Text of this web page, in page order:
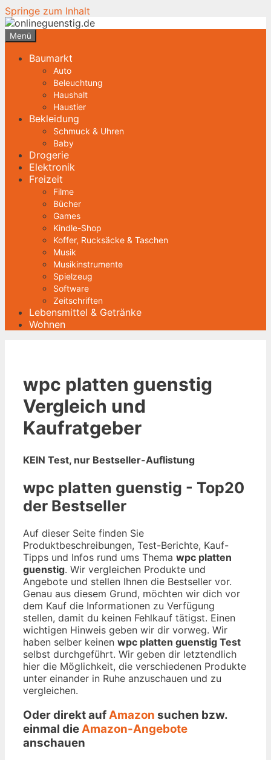
Springe zum Inhalt
Menü
Baumarkt
Auto
Beleuchtung
Haushalt
Haustier
Bekleidung
Schmuck & Uhren
Baby
Drogerie
Elektronik
Freizeit
Filme
Bücher
Games
Kindle-Shop
Koffer, Rucksäcke & Taschen
Musik
Musikinstrumente
Spielzeug
Software
Zeitschriften
Lebensmittel & Getränke
Wohnen
wpc platten guenstig
Vergleich und
Kaufratgeber
KEIN Test, nur Bestseller-Auflistung
wpc platten guenstig - Top20
der Bestseller
Auf dieser Seite finden Sie
Produktbeschreibungen, Test-Berichte, Kauf-
Tipps und Infos rund ums Thema wpc platten
guenstig. Wir vergleichen Produkte und
Angebote und stellen Ihnen die Bestseller vor.
Genau aus diesem Grund, möchten wir dich vor
dem Kauf die Informationen zu Verfügung
stellen, damit du keinen Fehlkauf tätigst. Einen
wichtigen Hinweis geben wir dir vorweg. Wir
haben selber keinen wpc platten guenstig Test
selbst durchgeführt. Wir geben dir letztendlich
hier die Möglichkeit, die verschiedenen Produkte
unter einander in Ruhe anzuschauen und zu
vergleichen.
Oder direkt aufAmazon suchen bzw.
einmal dieAmazon-Angebote
anschauen